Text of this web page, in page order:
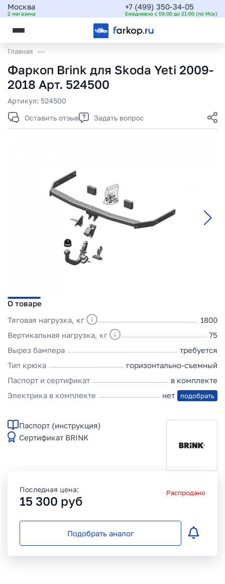
Москва
2 магазина
+7 (499) 350-34-05
Ежедневно с 09:00 до 21:00 (по Мск)
Главная
Фаркоп Brink для Skoda Yeti 2009-
2018 Арт. 524500
Артикул: 524500
Оставить отзыв
Задать вопрос
О товаре
Тяговая нагрузка, кг
1800
Вертикальная нагрузка, кг
75
Вырез бампера
требуется
Тип крюка
горизонтально-съемный
Паспорт и сертификат
в комплекте
Электрика в комплекте
нет подобрать
Паспорт (инструкция)
Сертификат BRINK
Последная цена:
15 300 руб
Распродано
Подобрать аналог